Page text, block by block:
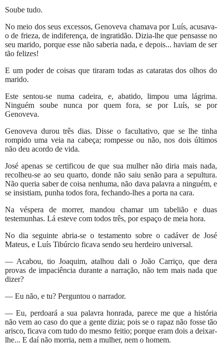
Soube tudo.
No meio dos seus excessos, Genoveva chamava por Luís, acusava-
o de frieza, de indiferença, de ingratidão. Dizia-lhe que pensasse no
seu marido, porque esse não saberia nada, e depois... haviam de ser
tão felizes!
E um poder de coisas que tiraram todas as cataratas dos olhos do
marido.
Este sentou-se numa cadeira, e, abatido, limpou uma lágrima.
Ninguém soube nunca por quem fora, se por Luís, se por
Genoveva.
Genoveva durou três dias. Disse o facultativo, que se lhe tinha
rompido uma veia na cabeça; rompesse ou não, nos dois últimos
não deu acordo de vida.
José apenas se certificou de que sua mulher não diria mais nada,
recolheu-se ao seu quarto, donde não saiu senão para a sepultura.
Não queria saber de coisa nenhuma, não dava palavra a ninguém, e
se insistiam, punha todos fora, fechando-lhes a porta na cara.
Na véspera de morrer, mandou chamar um tabelião e duas
testemunhas. Lá esteve com todos três, por espaço de meia hora.
No dia seguinte abria-se o testamento sobre o cadáver de José
Mateus, e Luís Tibúrcio ficava sendo seu herdeiro universal.
— Acabou, tio Joaquim, atalhou dali o João Carriço, que dera
provas de impaciência durante a narração, não tem mais nada que
dizer?
— Eu não, e tu? Perguntou o narrador.
— Eu, perdoará a sua palavra honrada, parece me que a história
não vem ao caso do que a gente dizia; pois se o rapaz não fosse tão
arisco, ficava com tudo do mesmo feitio; porque eram dois a deixar-
lhe... E daí não morria, nem a mulher, nem o homem.